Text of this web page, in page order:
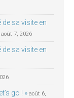
de sa visite en
août 7, 2026
de sa visite en
go ! » août 6,